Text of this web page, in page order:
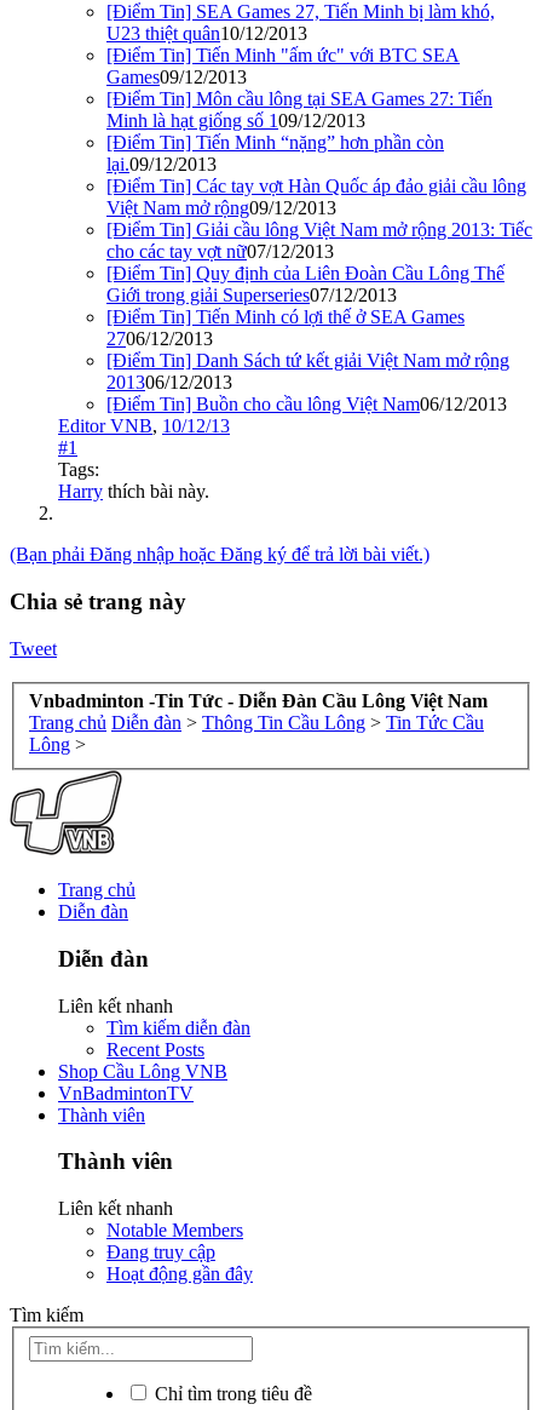
[Điểm Tin] SEA Games 27, Tiến Minh bị làm khó,
U23 thiệt quân10/12/2013
[Điểm Tin] Tiến Minh "ấm ức" với BTC SEA
Games09/12/2013
[Điểm Tin] Môn cầu lông tại SEA Games 27: Tiến
Minh là hạt giống số 109/12/2013
[Điểm Tin] Tiến Minh “nặng” hơn phần còn
lại.09/12/2013
[Điểm Tin] Các tay vợt Hàn Quốc áp đảo giải cầu lông
Việt Nam mở rộng09/12/2013
[Điểm Tin] Giải cầu lông Việt Nam mở rộng 2013: Tiếc
cho các tay vợt nữ07/12/2013
[Điểm Tin] Quy định của Liên Đoàn Cầu Lông Thế
Giới trong giải Superseries07/12/2013
[Điểm Tin] Tiến Minh có lợi thế ở SEA Games
2706/12/2013
[Điểm Tin] Danh Sách tứ kết giải Việt Nam mở rộng
201306/12/2013
[Điểm Tin] Buồn cho cầu lông Việt Nam06/12/2013
Editor VNB, 10/12/13
#1
Tags:
Harry thích bài này.
(Bạn phải Đăng nhập hoặc Đăng ký để trả lời bài viết.)
Chia sẻ trang này
Tweet
Vnbadminton -Tin Tức - Diễn Đàn Cầu Lông Việt Nam
Trang chủ Diễn đàn > Thông Tin Cầu Lông > Tin Tức Cầu
Lông >
Trang chủ
Diễn đàn
Diễn đàn
Liên kết nhanh
Tìm kiếm diễn đàn
Recent Posts
Shop Cầu Lông VNB
VnBadmintonTV
Thành viên
Thành viên
Liên kết nhanh
Notable Members
Đang truy cập
Hoạt động gần đây
Tìm kiếm
Chỉ tìm trong tiêu đề